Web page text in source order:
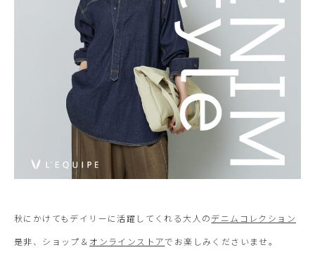
秋にかけてもデイリーに活躍してくれる大人のデニムコレクション
是非、ショップ＆ オンラインストアでお楽しみくださいませ。